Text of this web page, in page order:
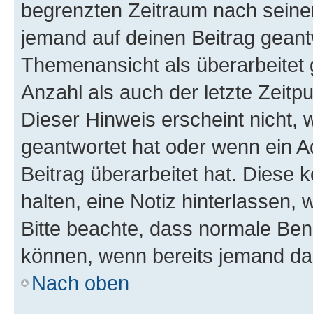
begrenzten Zeitraum nach
jemand auf deinen Beitrag
Themenansicht als
Anzahl als auch der letzte
Dieser Hinweis erscheint nicht,
geantwortet hat oder wenn ein
Beitrag überarbeitet hat. Diese
halten, eine Notiz hinterlassen,
Bitte beachte, dass normale
können, wenn bereits jemand
Nach oben